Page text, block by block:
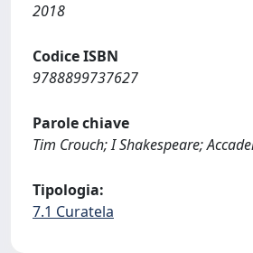
2018
Codice ISBN
9788899737627
Parole chiave
Tim Crouch; I Shakespeare;
Tipologia:
7.1 Curatela